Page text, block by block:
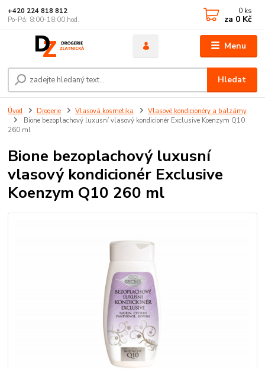
Menu
Hledat
+420 224 818 812
Po-Pá: 8:00-18:00 hod.
0 ks
za 0 Kč
Úvod Drogerie Vlasová kosmetika
Vlasové kondicionéry a balzámy
Bione bezoplachový luxusní vlasový kondicionér Exclusive Koenzym Q10
260 ml
Bione bezoplachový luxusní
vlasový kondicionér Exclusive
Koenzym Q10 260 ml